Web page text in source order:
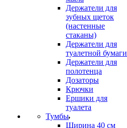
Держатели для
зубных щеток
(настенные
стаканы)
Держатели для
туалетной бумаги
Держатели для
полотенца
Дозаторы
Крючки
Ершики для
туалета
Тумбы
Ширина 40 см